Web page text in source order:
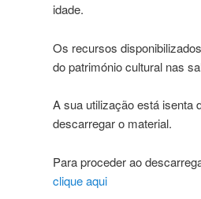
idade.
Os recursos
do património cultural nas
A sua utilização está isenta
descarregar o material.
Para proceder ao
clique aqui